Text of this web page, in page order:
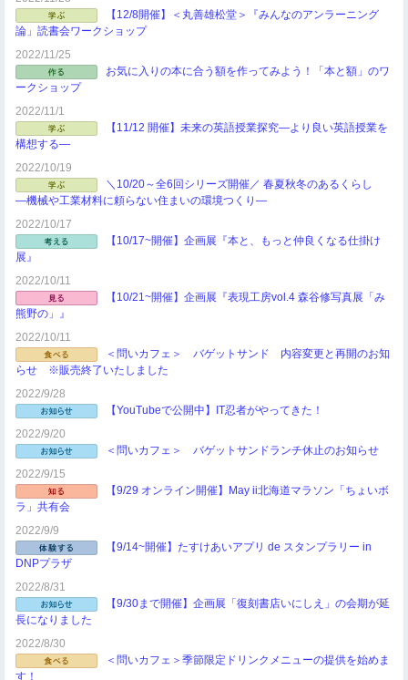
【12/8開催】＜丸善雄松堂＞『みんなのアンラーニング
論」読書会ワークショップ
2022/11/25
お気に入りの本に合う額を作ってみよう！「本と額」のワ
ークショップ
2022/11/1
【11/12 開催】未来の英語授業探究―より良い英語授業を
構想する―
2022/10/19
＼10/20～全6回シリーズ開催／ 春夏秋冬のあるくらし
―機械や工業材料に頼らない住まいの環境つくり―
2022/10/17
【10/17~開催】企画展『本と、もっと仲良くなる仕掛け
展』
2022/10/11
【10/21~開催】企画展『表現工房vol.4 森谷修写真展「み
熊野の」』
2022/10/11
＜問いカフェ＞ バゲットサンド 内容変更と再開のお知
らせ ※販売終了いたしました
2022/9/28
【YouTubeで公開中】IT忍者がやってきた！
2022/9/20
＜問いカフェ＞ バゲットサンドランチ休止のお知らせ
2022/9/15
【9/29 オンライン開催】May ii北海道マラソン「ちょいボ
ラ」共有会
2022/9/9
【9/14~開催】たすけあいアプリ de スタンプラリー in
DNPプラザ
2022/8/31
【9/30まで開催】企画展「復刻書店いにしえ」の会期が延
長になりました
2022/8/30
＜問いカフェ＞季節限定ドリンクメニューの提供を始めま
す！